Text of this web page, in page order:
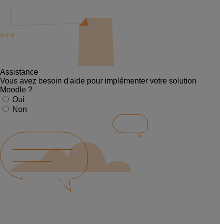
Assistance
Vous avez besoin d'aide pour implémenter votre solution
Moodle ?
Oui
Non